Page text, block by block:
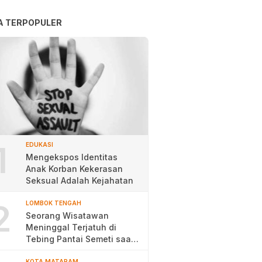
TERPOPULER
EDUKASI
Mengekspos Identitas
Anak Korban Kekerasan
Seksual Adalah Kejahatan
LOMBOK TENGAH
Seorang Wisatawan
Meninggal Terjatuh di
Tebing Pantai Semeti saat